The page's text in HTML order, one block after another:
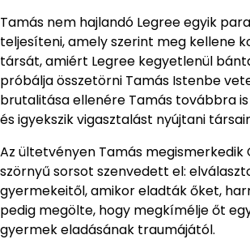
Tamás nem hajlandó Legree egyik
teljesíteni, amely szerint meg kellene
társát, amiért Legree kegyetlenül
próbálja összetörni Tamás Istenbe
brutalitása ellenére Tamás továbbra is
és igyekszik vigasztalást nyújtani
Az ültetvényen Tamás megismerkedik
szörnyű sorsot szenvedett el:
gyermekeitől, amikor eladták őket,
pedig megölte, hogy megkímélje őt
gyermek eladásának traumájától.